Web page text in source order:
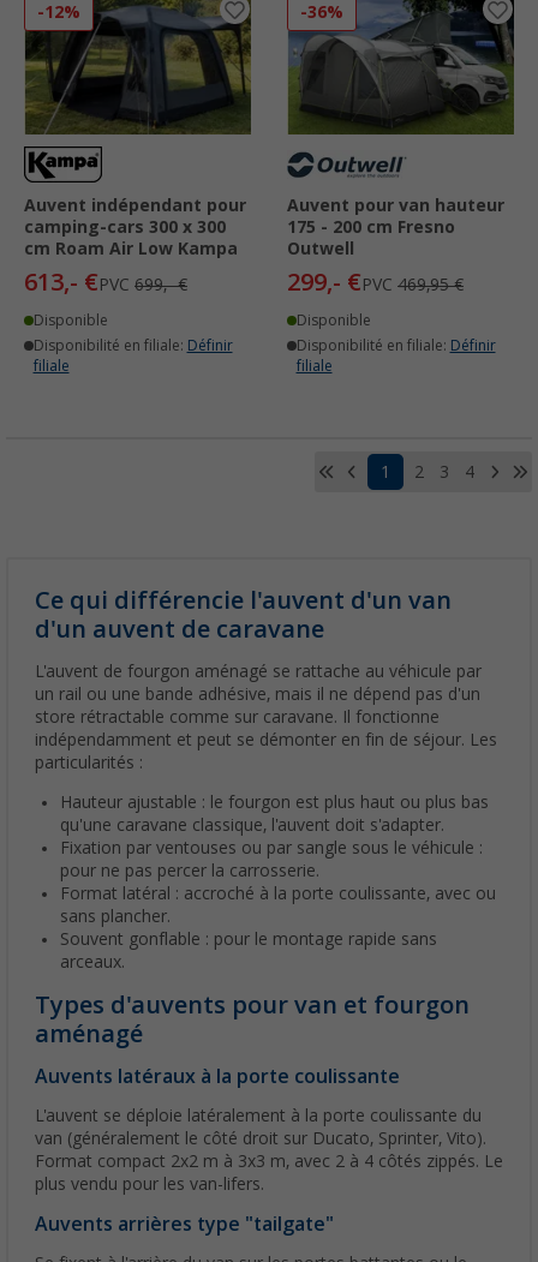
-12%
Auvent indépendant pour
camping-cars 300 x 300
cm Roam Air Low Kampa
613,- €PVC 699,- €
Disponible
Disponibilité en filiale: Définir
filiale
-36%
Auvent pour van hauteur
175 - 200 cm Fresno
Outwell
299,- €PVC 469,95 €
Disponible
Disponibilité en filiale: Définir
filiale
1 2 3 4
Ce qui différencie l'auvent d'un van
d'un auvent de caravane
L'auvent de fourgon aménagé se rattache au véhicule par
un rail ou une bande adhésive, mais il ne dépend pas d'un
store rétractable comme sur caravane. Il fonctionne
indépendamment et peut se démonter en fin de séjour. Les
particularités :
Hauteur ajustable : le fourgon est plus haut ou plus bas
qu'une caravane classique, l'auvent doit s'adapter.
Fixation par ventouses ou par sangle sous le véhicule :
pour ne pas percer la carrosserie.
Format latéral : accroché à la porte coulissante, avec ou
sans plancher.
Souvent gonflable : pour le montage rapide sans
arceaux.
Types d'auvents pour van et fourgon
aménagé
Auvents latéraux à la porte coulissante
L'auvent se déploie latéralement à la porte coulissante du
van (généralement le côté droit sur Ducato, Sprinter, Vito).
Format compact 2x2 m à 3x3 m, avec 2 à 4 côtés zippés. Le
plus vendu pour les van-lifers.
Auvents arrières type "tailgate"